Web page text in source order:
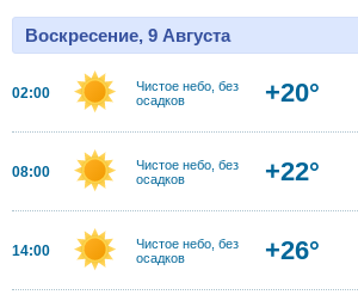
Воскресение, 9 Августа
02:00
Чистое небо, без
осадков
+20°
08:00
Чистое небо, без
осадков
+22°
14:00
Чистое небо, без
осадков
+26°